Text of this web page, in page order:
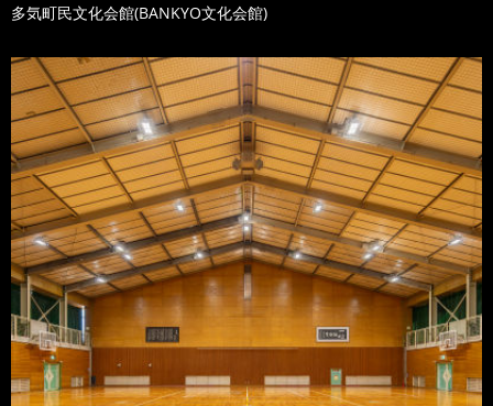
多気町民文化会館(BANKYO文化会館)